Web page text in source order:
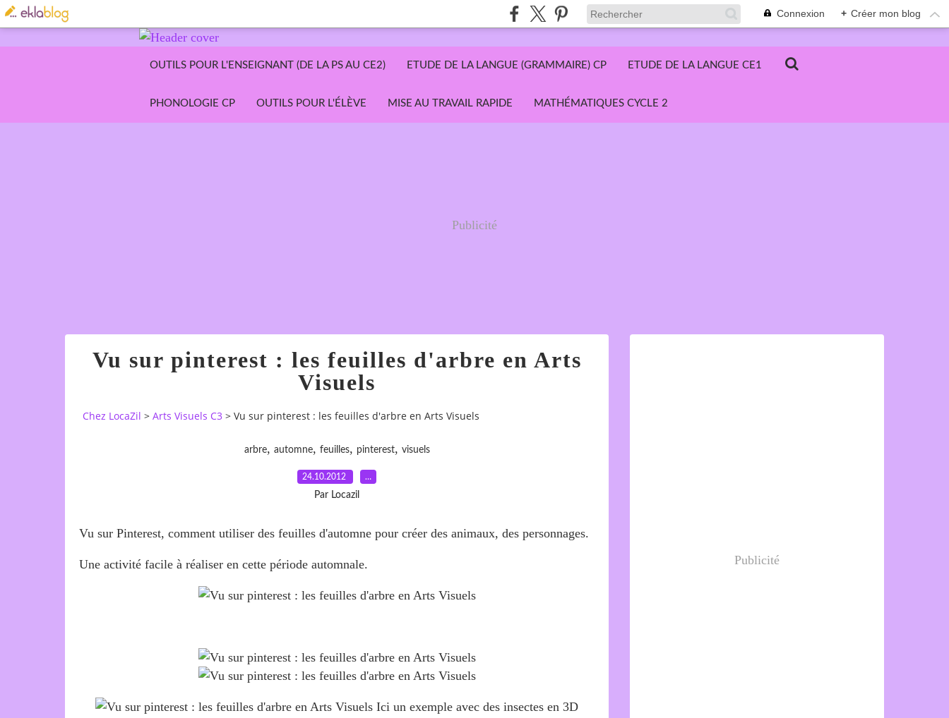
Connexion + Créer mon blog
OUTILS POUR L'ENSEIGNANT (DE LA PS AU CE2) ETUDE DE LA LANGUE (GRAMMAIRE) CP ETUDE DE LA LANGUE CE1
PHONOLOGIE CP OUTILS POUR L'ÉLÈVE MISE AU TRAVAIL RAPIDE MATHÉMATIQUES CYCLE 2
Publicité
Vu sur pinterest : les feuilles d'arbre en Arts
Visuels
Chez LocaZil > Arts Visuels C3 > Vu sur pinterest : les feuilles d'arbre en Arts Visuels
arbre, automne, feuilles, pinterest, visuels
24.10.2012 …
Par Locazil
Vu sur Pinterest, comment utiliser des feuilles d'automne pour créer des animaux, des personnages.
Une activité facile à réaliser en cette période automnale.
Ici un exemple avec des insectes en 3D
Publicité